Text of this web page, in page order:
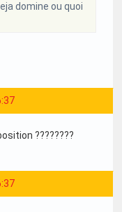
domine ou quoi
????????